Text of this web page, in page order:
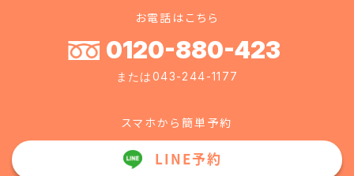
お電話はこちら
0120-880-423
または043-244-1177
スマホから簡単予約
LINE予約